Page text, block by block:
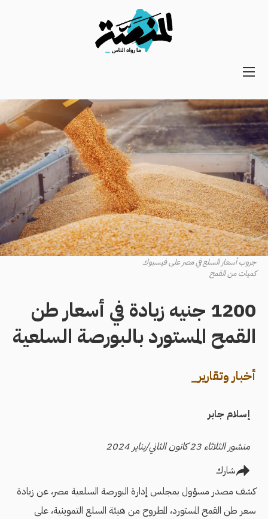
Main
Secondary
Navigation
جروب أسعار السلع في مصر على فيسبوك
كميات من القمح
1200 جنيه زيادة في أسعار طن
القمح المستورد بالبورصة السلعية
أخبار وتقارير_
إسلام جابر
منشور الثلاثاء 23 كانون الثاني/يناير 2024
شارك
كشف مصدر مسؤول بمجلس إدارة البورصة السلعية مصر، عن زيادة
سعر طن القمح المستورد، المطروح من هيئة السلع التموينية، على